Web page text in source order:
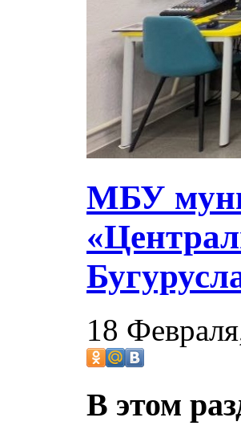
МБУ
18
В этом